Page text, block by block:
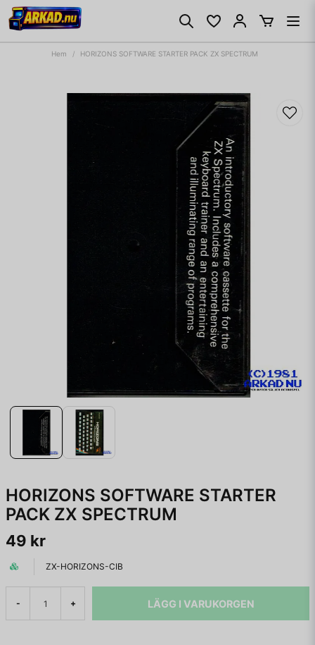
Hem HORIZONS SOFTWARE STARTER PACK ZX SPECTRUM
HORIZONS SOFTWARE STARTER
PACK ZX SPECTRUM
49 kr
ZX-HORIZONS-CIB
- + LÄGG I VARUKORGEN